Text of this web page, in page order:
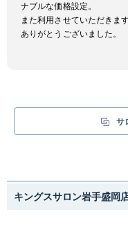
ナブルな価格設定。
また利用させていただきます
ありがとうございました。
サ
キングスサロン岩手盛岡